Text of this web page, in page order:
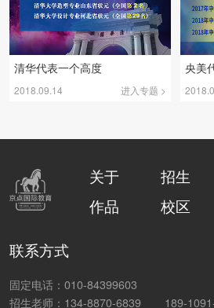
清华代表一个高度
2018.09.14 进入专题 >
央美
关于 招生
作品
校区
联系方式
固定电话：010-84399603
招生老师：134-8870-6839
189-